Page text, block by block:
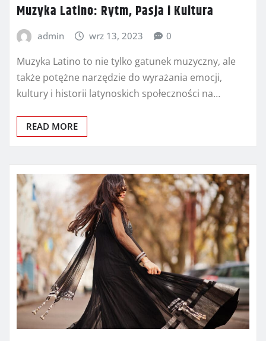
Muzyka Latino: Rytm, Pasja i Kultura
admin wrz 13, 2023 0
Muzyka Latino to nie tylko gatunek muzyczny, ale
także potężne narzędzie do wyrażania emocji,
kultury i historii latynoskich społeczności na…
READ MORE